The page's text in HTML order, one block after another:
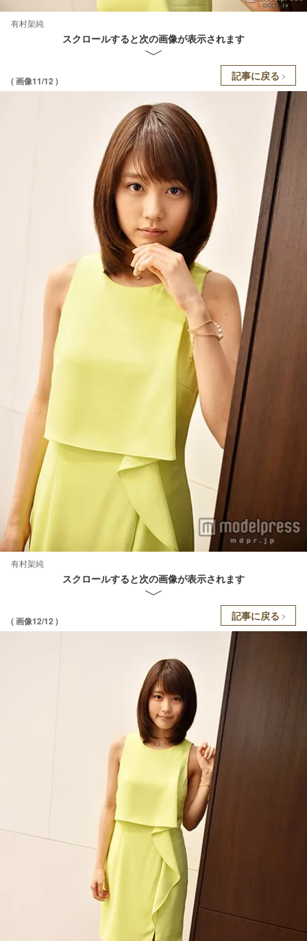
有村架純
スクロールすると次の画像が表示されます
( 画像11/12 ) 記事に戻る
有村架純
スクロールすると次の画像が表示されます
( 画像12/12 ) 記事に戻る